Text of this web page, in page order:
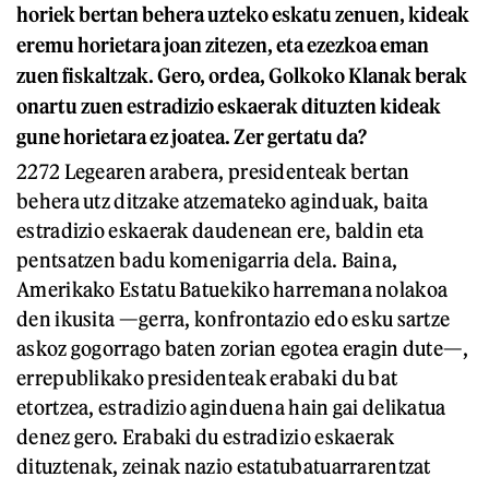
horiek bertan behera uztekoeskatu zenuen, kideak
eremuhorietara joan zitezen, eta ezezkoa eman
zuen fiskaltzak. Gero, ordea, Golkoko Klanak berak
onartu zuen estradizio eskaerak dituzten kideak
gune horietara ez joatea. Zer gertatu da?
2272 Legearen arabera, presidenteak bertan
behera utz ditzake atzemateko aginduak, baita
estradizio eskaerak daudenean ere, baldin eta
pentsatzen badu komenigarria dela. Baina,
Amerikako Estatu Batuekiko harremana nolakoa
den ikusita —gerra, konfrontazio edo esku sartze
askoz gogorrago baten zorian egotea eragin dute—,
errepublikako presidenteak erabaki du bat
etortzea, estradizio aginduena hain gai delikatua
denez gero. Erabaki du estradizio eskaerak
dituztenak, zeinak nazio estatubatuarrarentzat